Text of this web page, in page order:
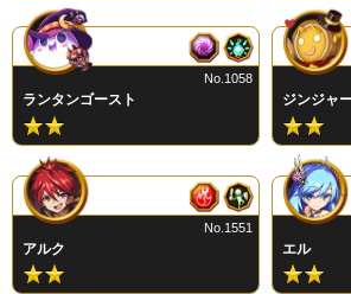
ランタンゴースト
No.1058
ジンジャ
アルク
No.1551
エル